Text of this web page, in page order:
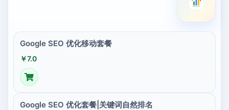
Google SEO 优化移动套餐
￥7.0
Google SEO 优化套餐|关键词自然排名